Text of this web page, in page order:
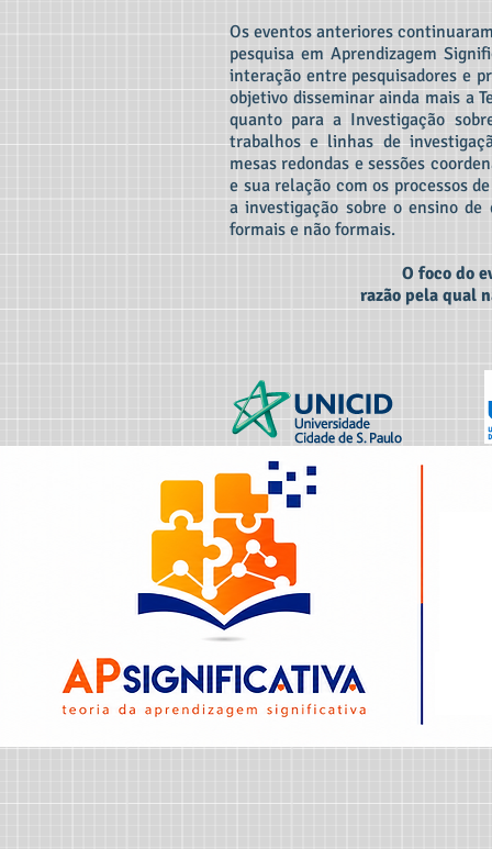
Os eventos anteriores
pesquisa em Aprendizagem
interação entre pesquisadores e
objetivo disseminar ainda mais a
quanto para a Investigação
trabalhos e linhas de
mesas redondas e sessões
e sua relação com os processos
a investigação sobre o ensino
formais e não formais.
O foco do
razão pela qual